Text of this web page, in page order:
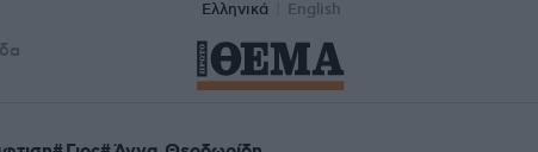
Ελληνικά English